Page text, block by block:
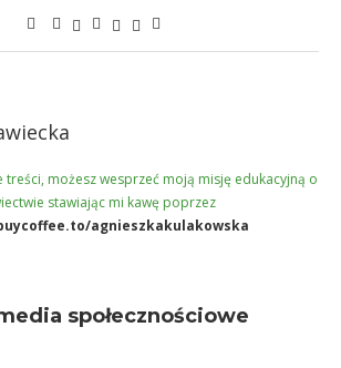
treści, możesz wesprzeć moją misję edukacyjną o
stawiając mi kawę poprzez
agnieszkakulakowska
społecznościowe